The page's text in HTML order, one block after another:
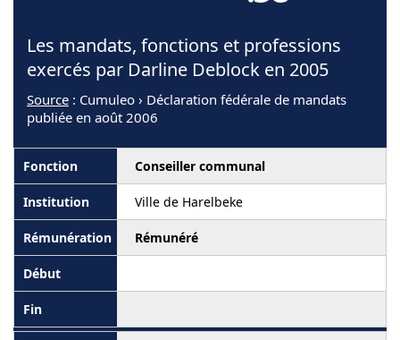
Les mandats, fonctions et professions
exercés par Darline Deblock en 2005
Source : Cumuleo › Déclaration fédérale de mandats
publiée en août 2006
Conseiller communal
Ville de Harelbeke
Rémunéré